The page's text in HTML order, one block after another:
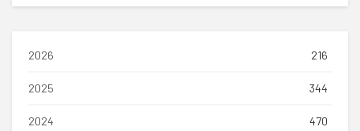
2026 216
2025 344
2024 470